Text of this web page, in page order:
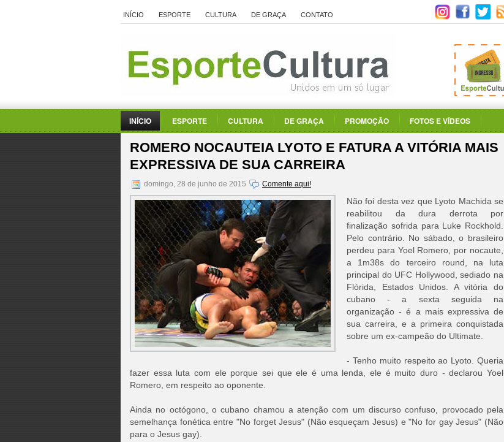
INÍCIO ESPORTE CULTURA DE GRAÇA CONTATO
INÍCIO ESPORTE CULTURA DE GRAÇA PROMOÇÃO FOTOS E VÍDEOS
ROMERO NOCAUTEIA LYOTO E FATURA A VITÓRIA MAIS
EXPRESSIVA DE SUA CARREIRA
domingo, 28 de junho de 2015 Comente aqui!
Não foi desta vez que Lyoto Machida se
reabilitou da dura derrota por
finalização sofrida para Luke Rockhold.
Pelo contrário. No sábado, o brasileiro
perdeu para Yoel Romero, por nocaute,
a 1m38s do terceiro round, na luta
principal do UFC Hollywood, sediado na
Flórida, Estados Unidos. A vitória do
cubano - a sexta seguida na
organização - é a mais expressiva de
sua carreira, e a primeira conquistada
sobre um ex-campeão do Ultimate.
- Tenho muito respeito ao Lyoto. Queria
fazer essa luta com ele porque sei que ele é uma lenda, ele é muito duro - declarou Yoel
Romero, em respeito ao oponente.
Ainda no octógono, o cubano chamou a atenção com um discurso confuso, provocado pela
semelhança fonética entre "No forget Jesus" (Não esqueçam Jesus) e "No for gay Jesus" (Não
para o Jesus gay).